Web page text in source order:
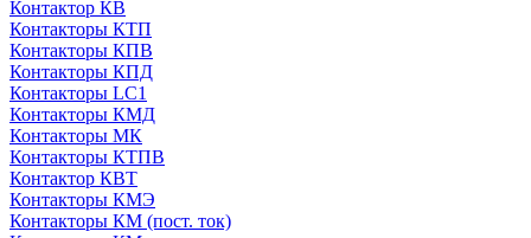
Контактор КВ
Контакторы КТП
Контакторы КПВ
Контакторы КПД
Контакторы LC1
Контакторы КМД
Контакторы МК
Контакторы КТПВ
Контактор КВТ
Контакторы КМЭ
Контакторы КМ (пост. ток)